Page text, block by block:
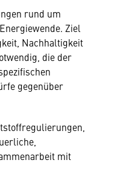
rund um
Ziel
Nachhaltigkeit
die der
gegenüber
mit